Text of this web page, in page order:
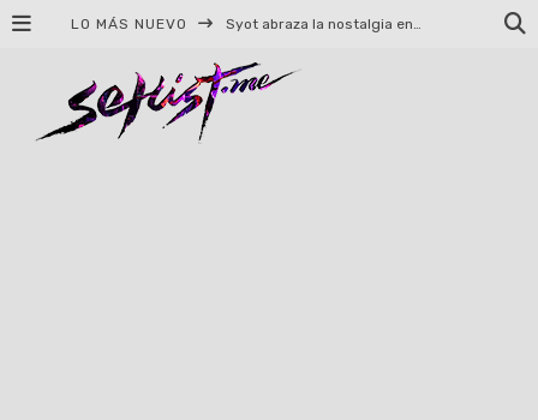
LO MÁS NUEVO Syot abraza la nostalgia en «Blame», el primer adelanto de su EP debut